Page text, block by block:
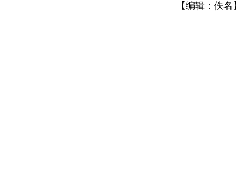
【编辑：佚名】